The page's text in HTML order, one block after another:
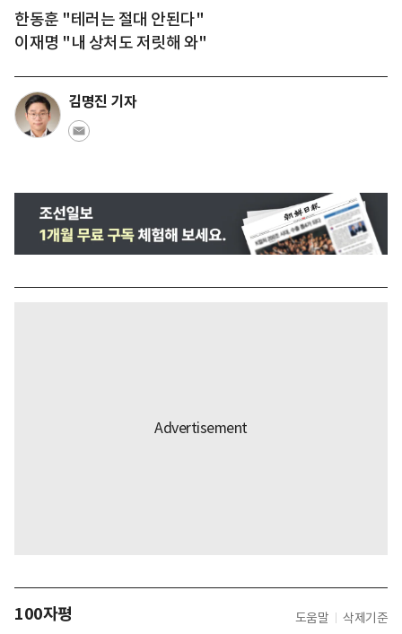
한동훈 "테러는 절대 안된다"
이재명 "내 상처도 저릿해 와"
김명진 기자
100자평 도움말 삭제기준